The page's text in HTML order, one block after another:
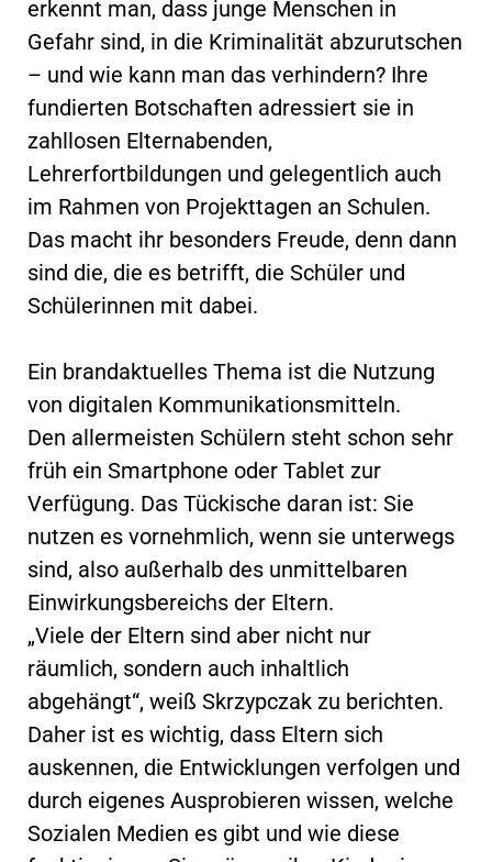
erkennt man, dass junge Menschen in
Gefahr sind, in die Kriminalität abzurutschen
– und wie kann man das verhindern? Ihre
fundierten Botschaften adressiert sie in
zahllosen Elternabenden,
Lehrerfortbildungen und gelegentlich auch
im Rahmen von Projekttagen an Schulen.
Das macht ihr besonders Freude, denn dann
sind die, die es betrifft, die Schüler und
Schülerinnen mit dabei.
Ein brandaktuelles Thema ist die Nutzung
von digitalen Kommunikationsmitteln.
Den allermeisten Schülern steht schon sehr
früh ein Smartphone oder Tablet zur
Verfügung. Das Tückische daran ist: Sie
nutzen es vornehmlich, wenn sie unterwegs
sind, also außerhalb des unmittelbaren
Einwirkungsbereichs der Eltern.
„Viele der Eltern sind aber nicht nur
räumlich, sondern auch inhaltlich
abgehängt“, weiß Skrzypczak zu berichten.
Daher ist es wichtig, dass Eltern sich
auskennen, die Entwicklungen verfolgen und
durch eigenes Ausprobieren wissen, welche
Sozialen Medien es gibt und wie diese